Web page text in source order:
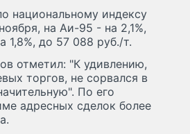
национальному индексу
на Аи-95 - на 2,1%,
1,8%, до 57 088 руб./т.
отметил: "К удивлению,
торгов, не сорвался в
По его
адресных сделок более